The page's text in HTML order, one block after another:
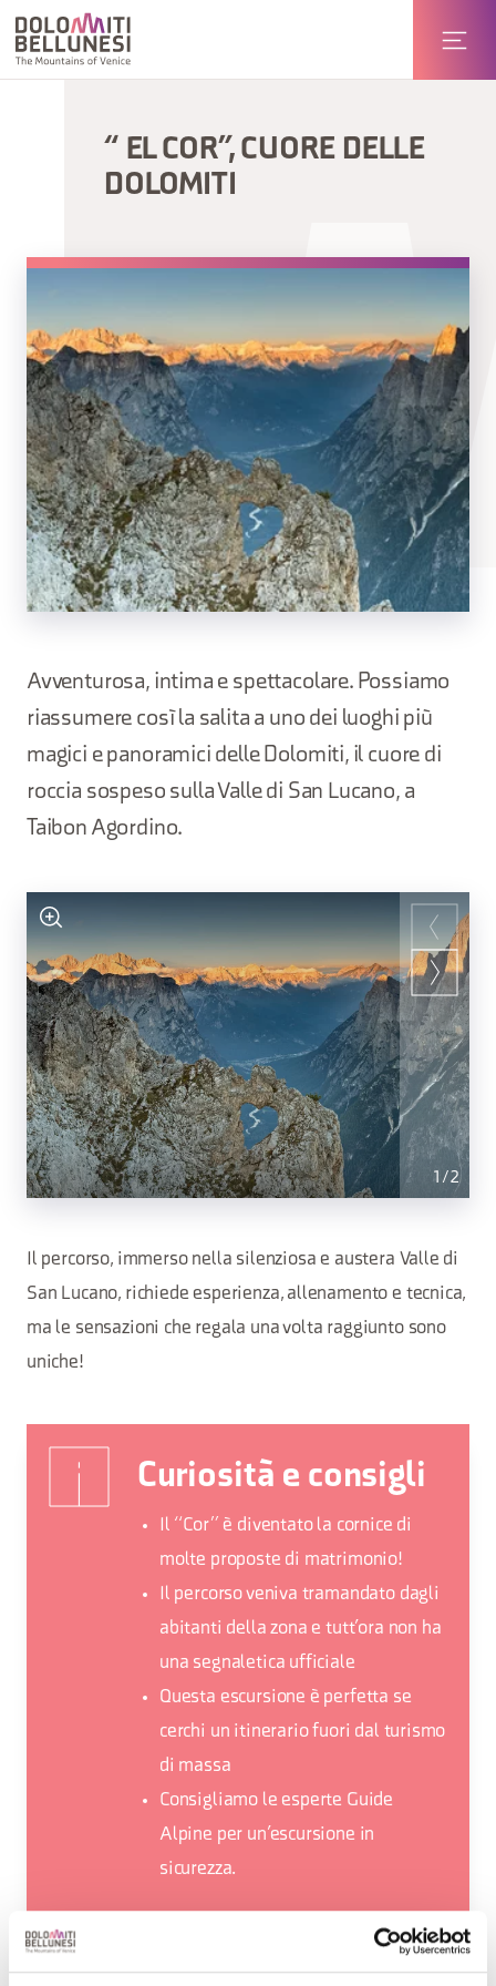
“ EL COR”, CUORE DELLE
DOLOMITI
Avventurosa, intima e spettacolare. Possiamo
riassumere così la salita a uno dei luoghi più
magici e panoramici delle Dolomiti, il cuore di
roccia sospeso sulla Valle di San Lucano, a
Taibon Agordino.
1 /2
Il percorso, immerso nella silenziosa e austera Valle di
San Lucano, richiede esperienza, allenamento e tecnica,
ma le sensazioni che regala una volta raggiunto sono
uniche!
Curiosità e consigli
Il “Cor” è diventato la cornice di
molte proposte di matrimonio!
Il percorso veniva tramandato dagli
abitanti della zona e tutt’ora non ha
una segnaletica ufficiale
Questa escursione è perfetta se
cerchi un itinerario fuori dal turismo
di massa
Consigliamo le esperte Guide
Alpine per un’escursione in
sicurezza.